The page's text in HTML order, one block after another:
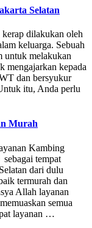
Selatan
kerap dilakukan oleh
keluarga. Sebuah
untuk melakukan
mengajarkan kepada
dan bersyukur
itu, Anda perlu
Murah
Kambing
tempat
dari dulu
termurah dan
Allah layanan
semua
layanan …